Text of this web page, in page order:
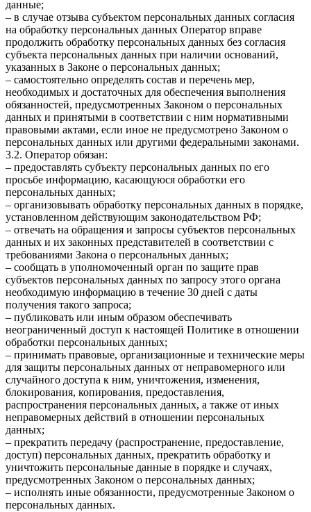
данные;
– в случае отзыва субъектом персональных данных согласия
на обработку персональных данных Оператор вправе
продолжить обработку персональных данных без согласия
субъекта персональных данных при наличии оснований,
указанных в Законе о персональных данных;
– самостоятельно определять состав и перечень мер,
необходимых и достаточных для обеспечения выполнения
обязанностей, предусмотренных Законом о персональных
данных и принятыми в соответствии с ним нормативными
правовыми актами, если иное не предусмотрено Законом о
персональных данных или другими федеральными законами.
3.2. Оператор обязан:
– предоставлять субъекту персональных данных по его
просьбе информацию, касающуюся обработки его
персональных данных;
– организовывать обработку персональных данных в порядке,
установленном действующим законодательством РФ;
– отвечать на обращения и запросы субъектов персональных
данных и их законных представителей в соответствии с
требованиями Закона о персональных данных;
– сообщать в уполномоченный орган по защите прав
субъектов персональных данных по запросу этого органа
необходимую информацию в течение 30 дней с даты
получения такого запроса;
– публиковать или иным образом обеспечивать
неограниченный доступ к настоящей Политике в отношении
обработки персональных данных;
– принимать правовые, организационные и технические меры
для защиты персональных данных от неправомерного или
случайного доступа к ним, уничтожения, изменения,
блокирования, копирования, предоставления,
распространения персональных данных, а также от иных
неправомерных действий в отношении персональных
данных;
– прекратить передачу (распространение, предоставление,
доступ) персональных данных, прекратить обработку и
уничтожить персональные данные в порядке и случаях,
предусмотренных Законом о персональных данных;
– исполнять иные обязанности, предусмотренные Законом о
персональных данных.